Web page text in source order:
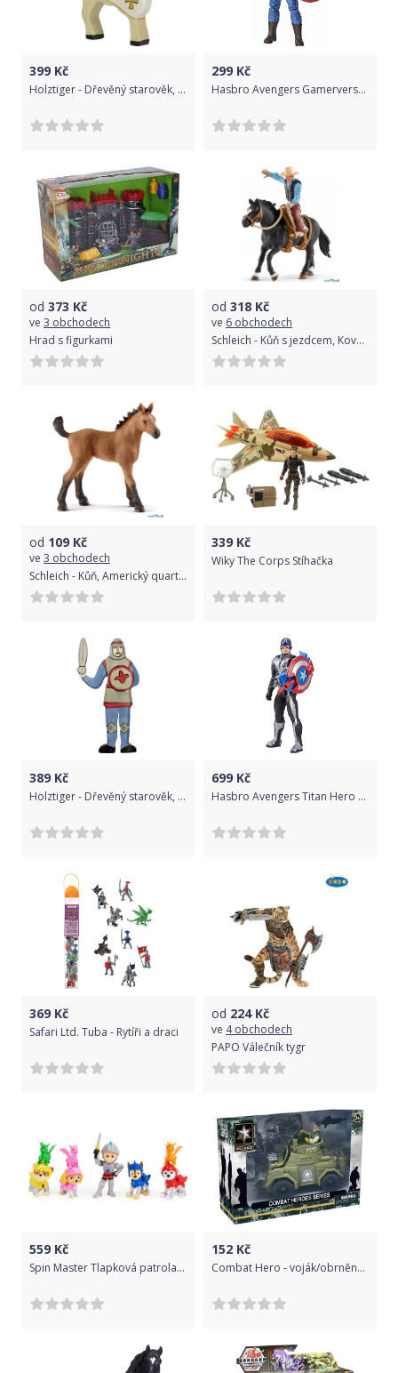
399 Kč
Holztiger - Dřevěný starověk, Kůň turnajový bílý
299 Kč
Hasbro Avengers Gamerverse Kapitán Amerika 15 cm
od 373 Kč
ve 3 obchodech
Hrad s figurkami
od 318 Kč
ve 6 obchodech
Schleich - Kůň s jezdcem, Kovboj na koni
od 109 Kč
ve 3 obchodech
Schleich - Kůň, Americký quarter hříbě
339 Kč
Wiky The Corps Stíhačka
389 Kč
Holztiger - Dřevěný starověk, Rytíř bojující modrý
699 Kč
Hasbro Avengers Titan Hero Kapitán Amerika 30 cm Power FX
369 Kč
Safari Ltd. Tuba - Rytíři a draci
od 224Kč
ve 4 obchodech
PAPO Válečník tygr
559 Kč
Spin Master Tlapková patrola Rytíři multi balení figurek
152 Kč
Combat Hero - voják/obrněný transportér